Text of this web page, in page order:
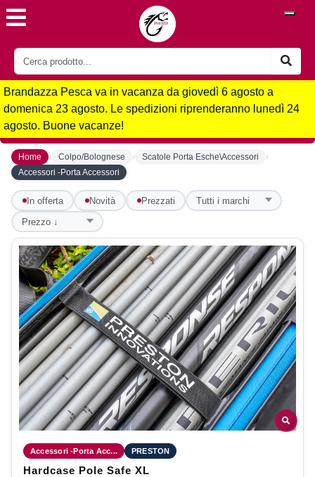
Brandazza Pesca va in vacanza da giovedì 6 agosto a
domenica 23 agosto. Le spedizioni riprenderanno lunedì 24
agosto. Buone vacanze!
Home › Colpo/Bolognese › Scatole Porta Esche\Accessori ›
Accessori -Porta Accessori
In offerta Novità Prezzati
Accessori -Porta Acc... PRESTON
Hardcase Pole Safe XL